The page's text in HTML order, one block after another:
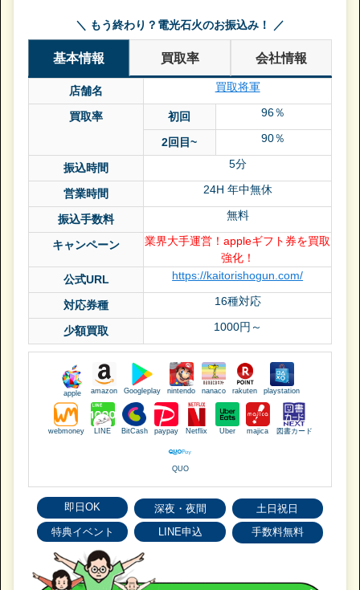
＼ もう終わり？電光石火のお振込み！ ／
基本情報 買取率 会社情報
店舗名 買取将軍
買取率 初回 96％
2回目~ 90％
振込時間 5分
営業時間 24H 年中無休
振込手数料 無料
キャンペーン
業界大手運営！appleギフト券を買取
強化！
公式URL
https://kaitorishogun.com/
対応券種 16種対応
少額買取 1000円～
apple amazon Googleplay nintendo nanaco rakuten playstation
webmoney LINE BitCash paypay Netflix Uber majica 図書カード
QUO
即日OK 深夜・夜間
土日祝日
特典イベント
LINE申込 手数料無料